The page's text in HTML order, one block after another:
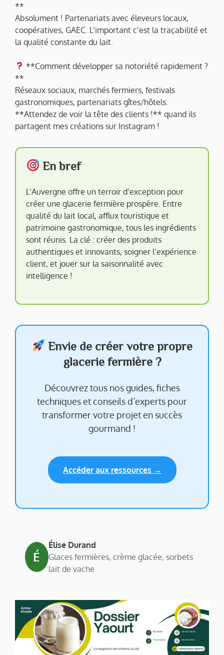
**
Absolument ! Partenariats avec éleveurs locaux,
coopératives, GAEC. L’important c’est la traçabilité et
la qualité constante du lait.
**Comment développer sa notoriété rapidement ?
**
Réseaux sociaux, marchés fermiers, festivals
gastronomiques, partenariats gîtes/hôtels.
**Attendez de voir la tête des clients !** quand ils
partagent mes créations sur Instagram !
En bref
L’Auvergne offre un terroir d’exception pour
créer une glacerie fermière prospère. Entre
qualité du lait local, afflux touristique et
patrimoine gastronomique, tous les ingrédients
sont réunis. La clé : créer des produits
authentiques et innovants, soigner l’expérience
client, et jouer sur la saisonnalité avec
intelligence !
Envie de créer votre propre
glacerie fermière ?
Découvrez tous nos guides, fiches
techniques et conseils d’experts pour
transformer votre projet en succès
gourmand !
Accéder aux ressources →
É
Élise Durand
Glaces fermières, crème glacée, sorbets
lait de vache